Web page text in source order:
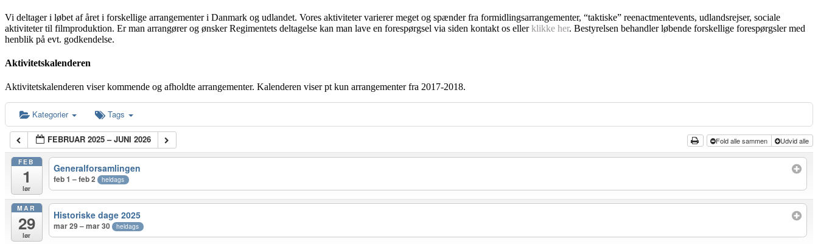
Vi deltager i løbet af året i forskellige arrangementer i Danmark og udlandet. Vores aktiviteter varierer meget og spænder fra formidlingsarrangementer, “taktiske” reenactmentevents, udlandsrejser, sociale
aktiviteter til filmproduktion. Er man arrangører og ønsker Regimentets deltagelse kan man lave en forespørgsel via siden kontakt os ellerklikke her. Bestyrelsen behandler løbende forskellige forespørgsler med
henblik på evt. godkendelse.
Aktivitetskalenderen
Aktivitetskalenderen viser kommende og afholdte arrangementer. Kalenderen viser pt kun arrangementer fra 2017-2018.
Kategorier Tags
FEBRUAR 2025 – JUNI 2026 Fold alle sammen Udvid alle
FEB
1
lør
Generalforsamlingen
feb 1 – feb 2 heldags
MAR
29
lør
Historiske dage 2025
mar 29 – mar 30 heldags